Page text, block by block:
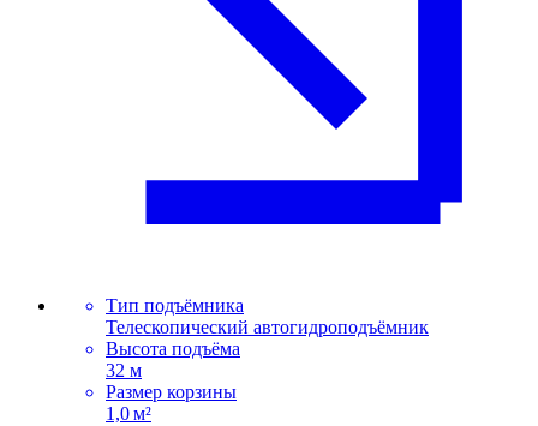
Тип подъёмника
Телескопический автогидроподъёмник
Высота подъёма
32 м
Размер корзины
1,0 м²